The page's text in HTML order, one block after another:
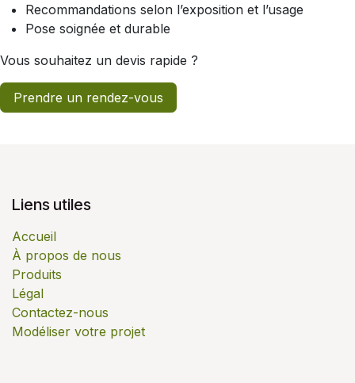
Recommandations selon l’exposition et l’usage
Pose soignée et durable
Vous souhaitez un devis rapide ?
Prendre un rendez-vous
Liens utiles
Accueil
À propos de nous
Produits
Légal
Contactez-nous
Modéliser votre projet